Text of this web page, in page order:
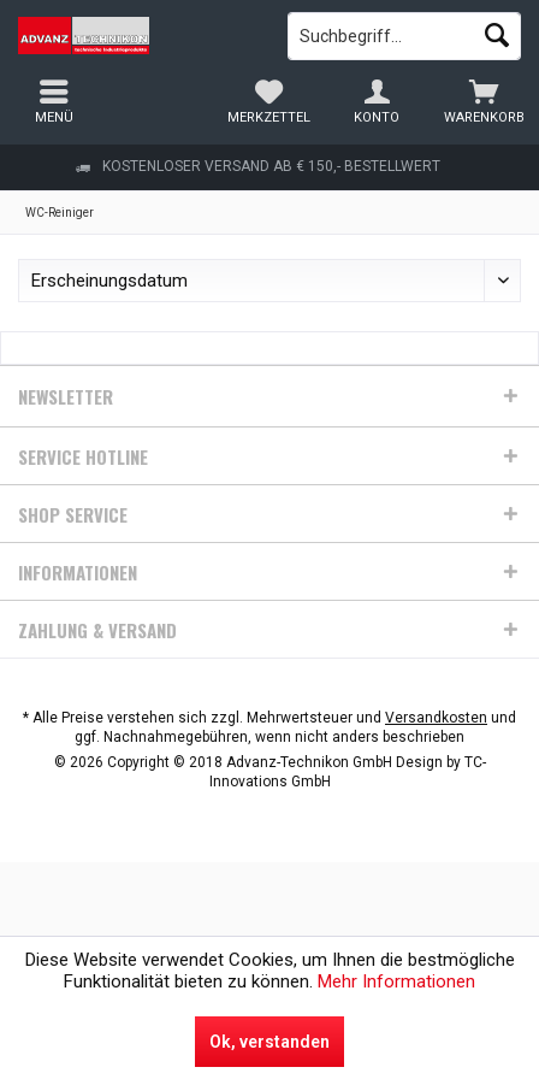
KOSTENLOSER VERSAND AB € 150,- BESTELLWERT
WARENKORB
MERKZETTEL KONTO
MENÜ
WC-Reiniger
NEWSLETTER
SERVICE HOTLINE
SHOP SERVICE
INFORMATIONEN
ZAHLUNG & VERSAND
* Alle Preise verstehen sich zzgl. Mehrwertsteuer und Versandkosten und
ggf. Nachnahmegebühren, wenn nicht anders beschrieben
© 2026 Copyright © 2018 Advanz-Technikon GmbH Design by TC-
Innovations GmbH
Diese Website verwendet Cookies, um Ihnen die bestmögliche
Funktionalität bieten zu können. Mehr Informationen
Ok, verstanden